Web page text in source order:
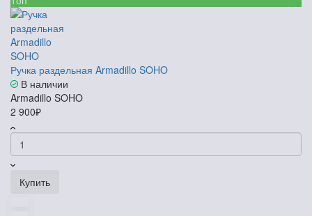
Ручка раздельная Armadillo SOHO
В наличии
Armadillo SOHO
2 900₽
Купить